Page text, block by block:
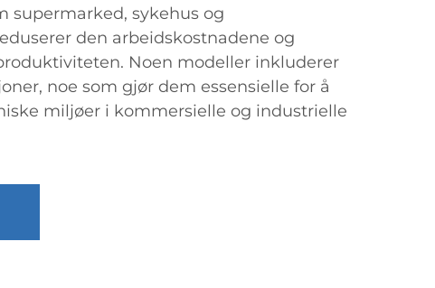
supermarked, sykehus og
den arbeidskostnadene og
Noen modeller inkluderer
noe som gjør dem essensielle for å
miljøer i kommersielle og industrielle